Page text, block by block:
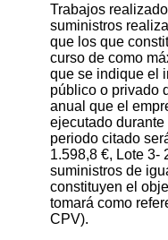
Trabajos
suministros
que los que
curso de como
que se indique el
público o privado
anual que el
ejecutado
periodo citado
1.598,8 €, Lote 3-
suministros de
constituyen el
tomará como
CPV).